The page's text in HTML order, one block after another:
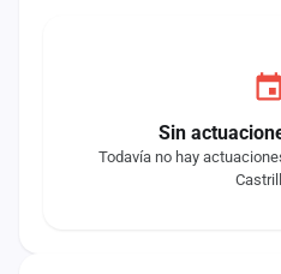
Sin
Todavía no hay